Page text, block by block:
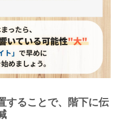
することで、階下に伝